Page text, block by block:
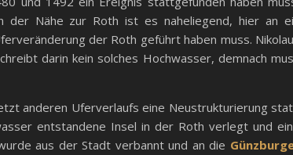
der Nähe zur Roth ist es naheliegend, hier an
der Roth geführt haben muss.
darin kein solches Hochwasser, demnach
anderen Uferverlaufs eine Neustrukturierung
entstandene Insel in der Roth verlegt und
aus der Stadt verbannt und an die